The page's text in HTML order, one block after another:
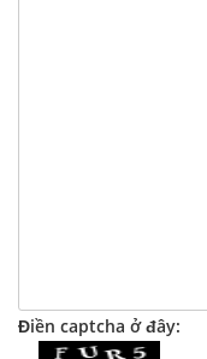
Điền captcha ở đây: